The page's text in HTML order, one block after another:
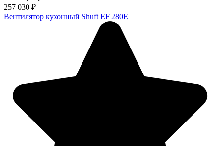
257 030 ₽
Вентилятор кухонный Shuft EF 280E